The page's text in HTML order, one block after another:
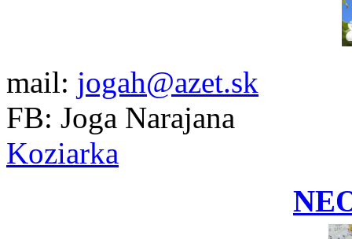
mail: jogah@azet.sk
FB: Joga Narajana
Koziarka